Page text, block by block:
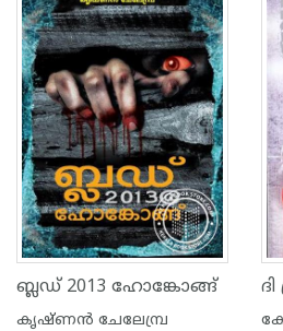
ബ്ലഡ് 2013 ഹോങ്കോങ്ങ്
കൃഷ്ണന്‍ ചേലേമ്പ്ര